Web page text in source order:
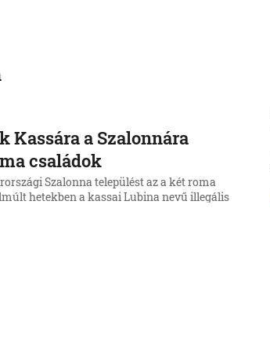
Kassára a Szalonnára
családok
Szalonna települést az a két roma
hetekben a kassai Lubina nevű illegális